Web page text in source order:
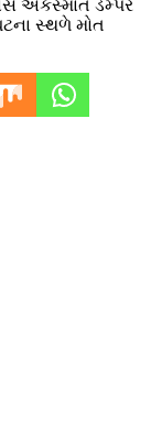
અકસ્માત ડમ્પર
સ્થળે મોત